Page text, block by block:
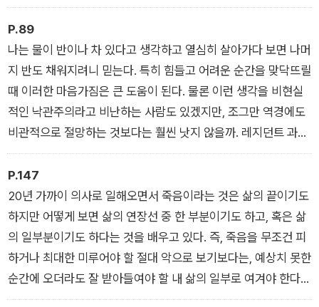
하는, 소위 ‘정신줄을 놓기 직전’의 상황에 이르러서야 그것이 차
라리 죽는 게 더 낫겠다고 느낄 만큼 괴로운 증상이란 걸 알 수 있
었다.
- <확진으로 가는 여정> 중에서
P.89
나는 물이 반이나 차 있다고 생각하고 열심히 살아가다 보면 나머
지 반도 채워지려니 믿는다. 특히 힘들고 어려운 순간을 맞닥뜨릴
때 이러한 마음가짐은 큰 도움이 된다. 물론 이런 생각을 비현실
적인 낙관주의라고 비난하는 사람도 있겠지만, 조그만 역경에도
비관적으로 절망하는 것보다는 훨씬 낫지 않을까. 레지던트 과정
에 낙방했을 때, 인턴 성적이 좋지 않았을 때, 언어 장벽으로 바보
취급을 당했을 때 풀이 죽거나 또 실패할까 봐 걱정만 했다면 지
금의 나는 없었을 것이다. 실수를 하거나 결과가 좋지 않을 때도
좌절하지 않고 오늘 하루 열심히 살았으니 내일은 더 나아지리란
믿음을 잃지 않았기에 나는 더 강하고 단단해질 수 있었다.
- <하나의 문이 닫히면 또 다른 문이 열린다는 것> 중에서
P.147
20년 가까이 의사로 일해오면서 죽음이라는 것은 삶의 끝이기도
하지만 어떻게 보면 삶의 연장선 중 한 부분이기도 하고, 혹은 삶
의 일부분이기도 하다는 것을 배우고 있다. 즉, 죽음을 무조건 피
하거나 최대한 미루어야 할 절대 악으로 보기보다는, 예상치 못한
순간에 오더라도 잘 받아들여야 할 내 삶의 일부로 여겨야 한다는
것이다. 결국 우리는 삶을 살아가면서 어떻게 살아가야 하는지를